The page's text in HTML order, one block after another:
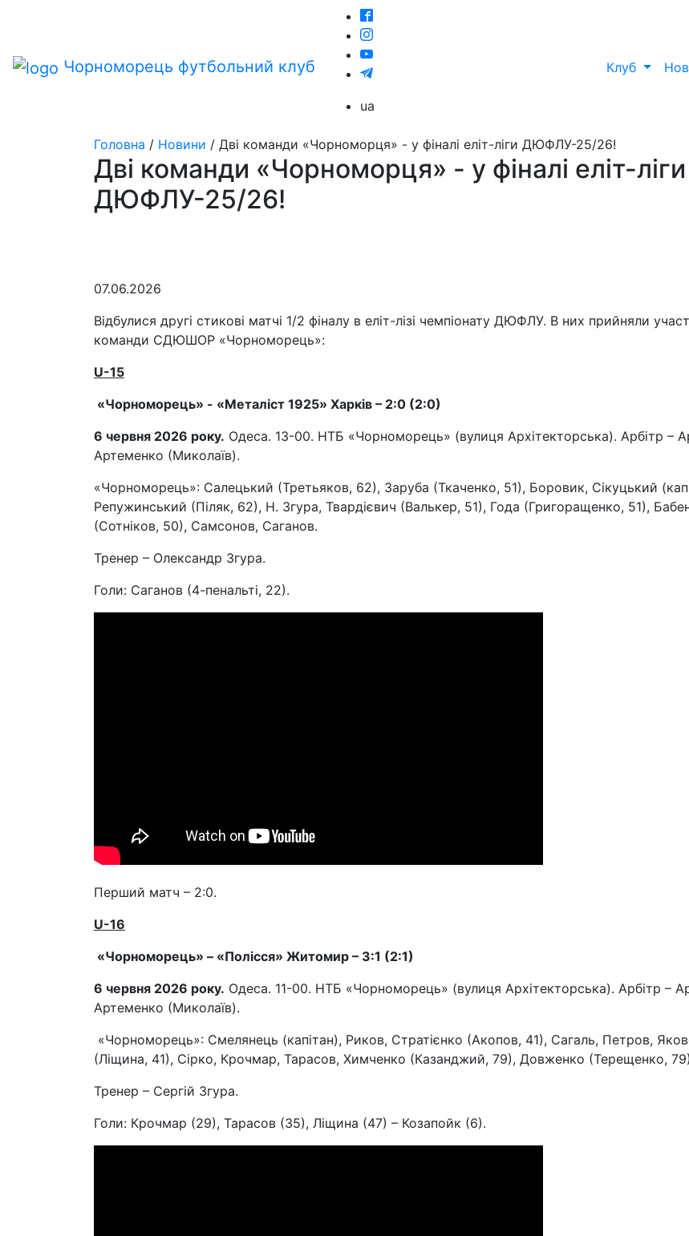
Чорноморець футбольний клуб
ua
Клуб
Головна / Новини / Дві команди «Чорноморця» - у фіналі еліт-ліги ДЮФЛУ-25/26!
Дві команди «Чорноморця» - у фіналі еліт-ліги
ДЮФЛУ-25/26!
07.06.2026
Відбулися другі стикові матчі 1/2 фіналу в еліт-лізі чемпіонату ДЮФЛУ. В них прийняли
команди СДЮШОР «Чорноморець»:
U-15
«Чорноморець» - «Металіст 1925» Харків – 2:0 (2:0)
6 червня 2026 року. Одеса. 13-00. НТБ «Чорноморець» (вулиця Архітекторська). Арбітр –
Артеменко (Миколаїв).
«Чорноморець»: Салецький (Третьяков, 62), Заруба (Ткаченко, 51), Боровик, Сікуцький
Репужинський (Піляк, 62), Н. Згура, Твардієвич (Валькер, 51), Года (Григоращенко, 51),
(Сотніков, 50), Самсонов, Саганов.
Тренер – Олександр Згура.
Голи: Саганов (4-пенальті, 22).
Перший матч – 2:0.
U-16
«Чорноморець» – «Полісся» Житомир – 3:1 (2:1)
6 червня 2026 року. Одеса. 11-00. НТБ «Чорноморець» (вулиця Архітекторська). Арбітр –
Артеменко (Миколаїв).
«Чорноморець»: Смелянець (капітан), Риков, Стратієнко (Акопов, 41), Сагаль, Петров,
(Ліщина, 41), Сірко, Крочмар, Тарасов, Химченко (Казанджий, 79), Довженко (Терещенко,
Тренер – Сергій Згура.
Голи: Крочмар (29), Тарасов (35), Ліщина (47) – Козапойк (6).